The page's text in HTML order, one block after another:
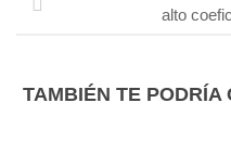
alto
TAMBIÉN TE PODRÍA